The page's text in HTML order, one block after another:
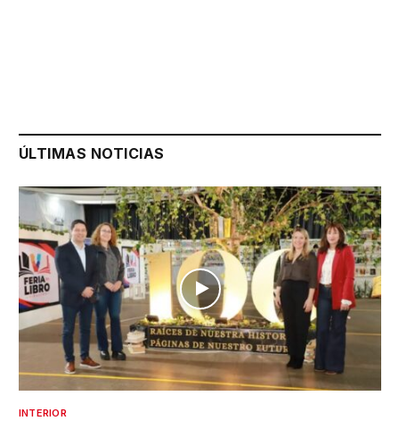
ÚLTIMAS NOTICIAS
INTERIOR